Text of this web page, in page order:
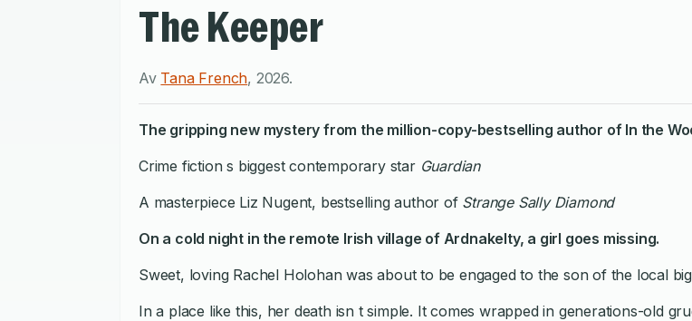
The Keeper
Av Tana French, 2026.
The gripping new mystery from the million-copy-bestselling author of In the
Crime fiction s biggest contemporary star Guardian
A masterpiece Liz Nugent, bestselling author of Strange Sally Diamond
On a cold night in the remote Irish village of Ardnakelty, a girl goes missing.
Sweet, loving Rachel Holohan was about to be engaged to the son of the local
In a place like this, her death isn t simple. It comes wrapped in generations-old